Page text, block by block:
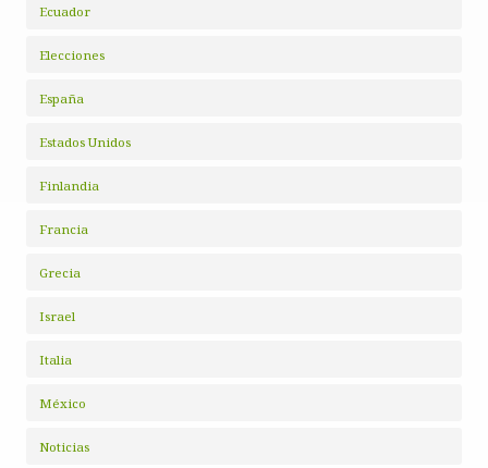
Ecuador
Elecciones
España
Estados Unidos
Finlandia
Francia
Grecia
Israel
Italia
México
Noticias